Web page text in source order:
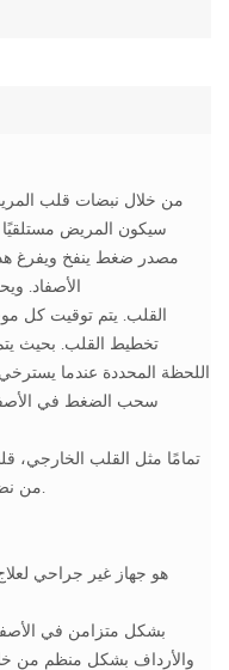
الأصفاد.
القلب. يتم توقيت كل
تخطيط القلب. بحيث
اللحظة المحددة عندما
سحب الضغط في
من نضح الدم وإمدادات الدم إلى الأعضاء الحيوية.
والأرداف بشكل منظم من